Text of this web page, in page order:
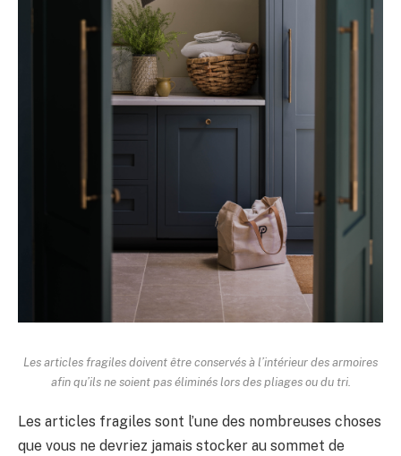
Les articles fragiles doivent être conservés à l’intérieur des armoires
afin qu’ils ne soient pas éliminés lors des pliages ou du tri.
Les articles fragiles sont l’une des nombreuses choses
que vous ne devriez jamais stocker au sommet de